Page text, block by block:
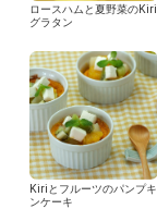
ロースハムと夏野菜のKiri
グラタン
Kiriとフルーツのパンプキ
ンケーキ